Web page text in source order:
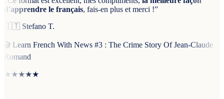
d'apprendre le français, fais-en plus et merci !”
🇮🇹 Stefano T.
🎬 Learn French With News #3 : The Crime Story Of Jean-Claude
Romand
★★★★★